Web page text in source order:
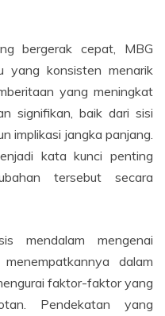
bergerak cepat, MBG
yang konsisten menarik
yang meningkat
signifikan, baik dari sisi
implikasi jangka panjang.
kata kunci penting
tersebut secara
mendalam mengenai
dalam
faktor-faktor yang
Pendekatan yang